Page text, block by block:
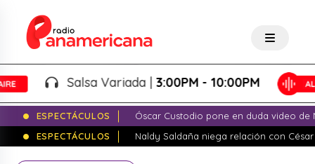
Salsa Variada |3:00PM - 10:00PM
ESPECTÁCULOS
Óscar Custodio pone en duda video de
ESPECTÁCULOS
Naldy Saldaña niega relación con